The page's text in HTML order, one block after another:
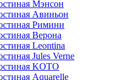
Мэнсон
Авиньон
Римини
Верона
Leontina
Jules Verne
KOTO
Aquarelle